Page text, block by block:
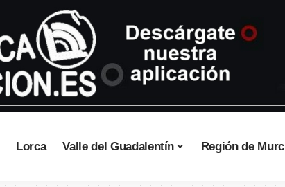
Lorca Valle del Guadalentín Región de